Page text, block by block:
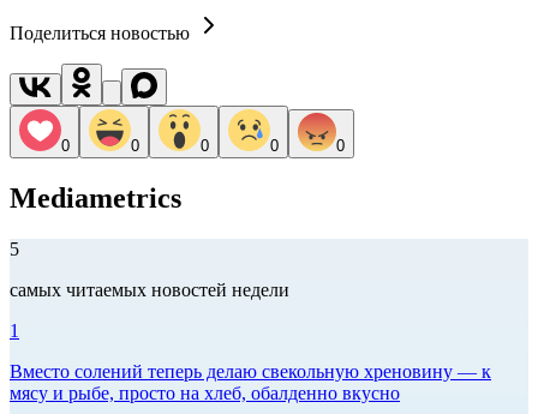
Поделиться новостью
0 0 0 0 0
Mediametrics
5
самых читаемых новостей недели
1
Вместо солений теперь делаю свекольную хреновину — к
мясу и рыбе, просто на хлеб, обалденно вкусно